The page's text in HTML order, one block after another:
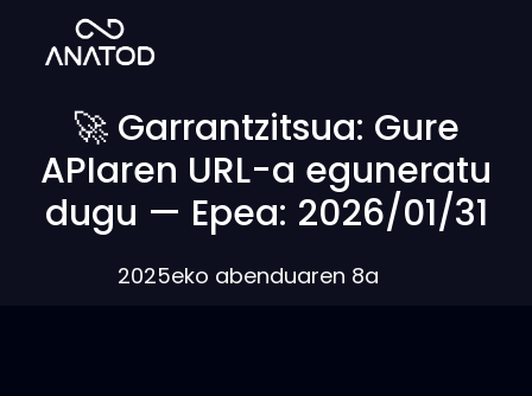
🚀 Garrantzitsua: Gure
APIaren URL-a eguneratu
dugu — Epea: 2026/01/31
2025eko abenduaren 8a